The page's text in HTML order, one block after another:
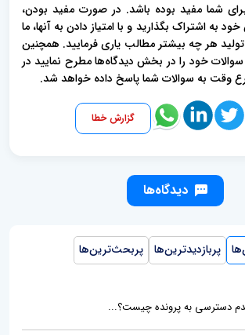
شما مفید بوده باشد. در صورت مفید بودن،
به اشتراک بگذارید و با امتیاز دادن به آنها، ما
هر چه بیشتر مطالب یاری فرمایید. همچنین
سوالات خود را در بخش دیدگاه‌ها مطرح نمایید در
وقت به سوالات شما پاسخ داده خواهد شد.
گزارش خطا
دیدگاه‌ها
پربازدیدترین‌ها پربحث‌ترین‌ها
دسترسی به پرونده چیست؟...